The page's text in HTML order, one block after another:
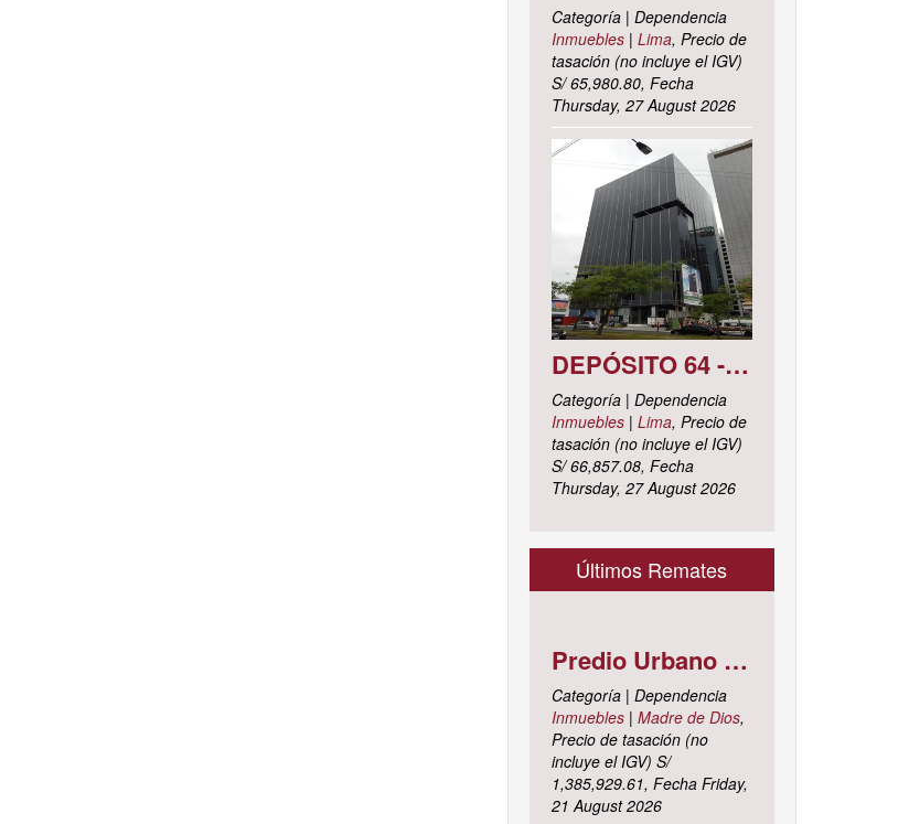
Categoría | Dependencia
Inmuebles| Lima, Precio de
tasación (no incluye el IGV)
S/ 65,980.80, Fecha
Thursday, 27 August 2026
DEPÓSITO 64 - SÓTANO 7 AVENIDA CIRCUNVALACIÓN DEL CLUB GOLF LOS INCAS N° 152 URBANIZACIÓN LOTIZACIÓN CLUB GOLF LOS INCAS DISTRITO SANTIAGO DE SURCO, PROVINCIA Y DEPARTAMENTO DE LIMA
Categoría | Dependencia
Inmuebles| Lima, Precio de
tasación (no incluye el IGV)
S/ 66,857.08, Fecha
Thursday, 27 August 2026
Últimos Remates
Predio Urbano Jirón LIBERTAD Mz. 5-H, Lote 23, TAMBOPATA - TAMBOPATA - MADRE DE DIOS ; cuyo dominio corre inscrito en la partida electrónica N° 07001561 del registro de propiedad inmueble de la ZONA REGISTRAL N° X, SEDE CUSCO, OFICINA REGISTRAL MADRE DE D
Categoría | Dependencia
Inmuebles| Madre de Dios,
Precio de tasación (no
incluye el IGV) S/
1,385,929.61, Fecha Friday,
21 August 2026